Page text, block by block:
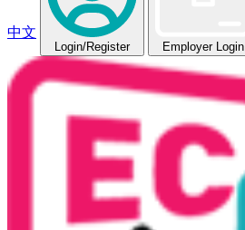
中文
Login/Register Employer Login